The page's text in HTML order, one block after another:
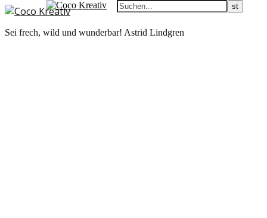
Sei frech, wild und wunderbar! Astrid Lindgren